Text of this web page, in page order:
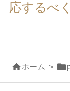
応するべ
ホーム > 